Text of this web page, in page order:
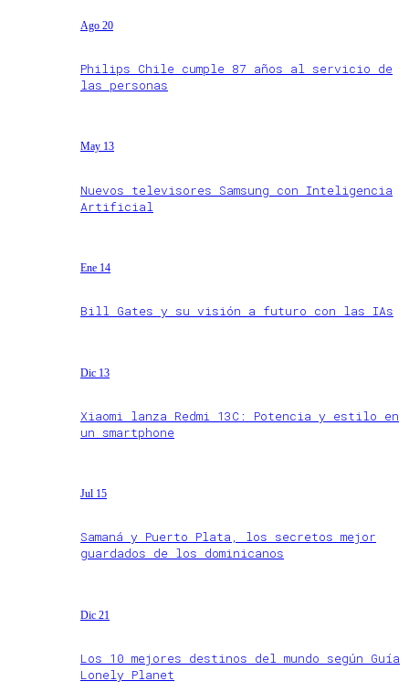
Ago 20
Philips Chile cumple 87 años al servicio de
las personas
May 13
Nuevos televisores Samsung con Inteligencia
Artificial
Ene 14
Bill Gates y su visión a futuro con las IAs
Dic 13
Xiaomi lanza Redmi 13C: Potencia y estilo en
un smartphone
Jul 15
Samaná y Puerto Plata, los secretos mejor
guardados de los dominicanos
Dic 21
Los 10 mejores destinos del mundo según Guía
Lonely Planet